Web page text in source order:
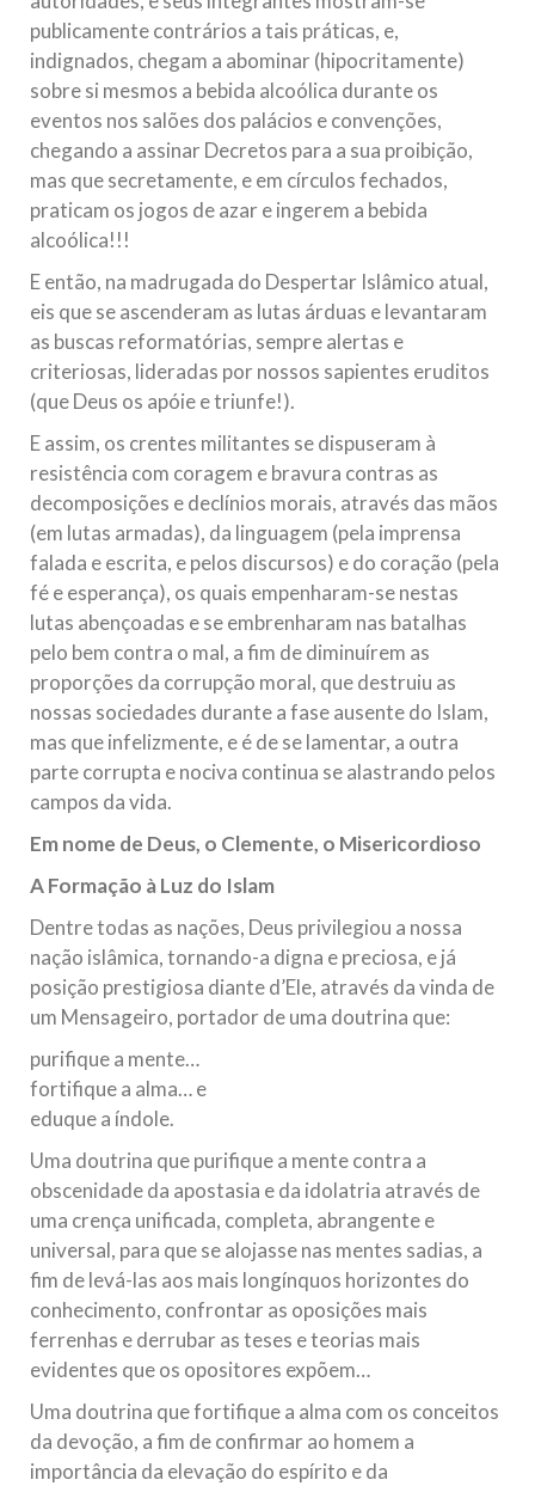
publicamente contrários a tais práticas, e,
indignados, chegam a abominar (hipocritamente)
sobre si mesmos a bebida alcoólica durante os
eventos nos salões dos palácios e convenções,
chegando a assinar Decretos para a sua proibição,
mas que secretamente, e em círculos fechados,
praticam os jogos de azar e ingerem a bebida
alcoólica!!!
E então, na madrugada do Despertar Islâmico atual,
eis que se ascenderam as lutas árduas e levantaram
as buscas reformatórias, sempre alertas e
criteriosas, lideradas por nossos sapientes eruditos
(que Deus os apóie e triunfe!).
E assim, os crentes militantes se dispuseram à
resistência com coragem e bravura contras as
decomposições e declínios morais, através das mãos
(em lutas armadas), da linguagem (pela imprensa
falada e escrita, e pelos discursos) e do coração (pela
fé e esperança), os quais empenharam-se nestas
lutas abençoadas e se embrenharam nas batalhas
pelo bem contra o mal, a fim de diminuírem as
proporções da corrupção moral, que destruiu as
nossas sociedades durante a fase ausente do Islam,
mas que infelizmente, e é de se lamentar, a outra
parte corrupta e nociva continua se alastrando pelos
campos da vida.
Em nome de Deus, o Clemente, o Misericordioso
A Formação à Luz do Islam
Dentre todas as nações, Deus privilegiou a nossa
nação islâmica, tornando-a digna e preciosa, e já
posição prestigiosa diante d’Ele, através da vinda de
um Mensageiro, portador de uma doutrina que:
purifique a mente…
fortifique a alma… e
eduque a índole.
Uma doutrina que purifique a mente contra a
obscenidade da apostasia e da idolatria através de
uma crença unificada, completa, abrangente e
universal, para que se alojasse nas mentes sadias, a
fim de levá-las aos mais longínquos horizontes do
conhecimento, confrontar as oposições mais
ferrenhas e derrubar as teses e teorias mais
evidentes que os opositores expõem…
Uma doutrina que fortifique a alma com os conceitos
da devoção, a fim de confirmar ao homem a
importância da elevação do espírito e da